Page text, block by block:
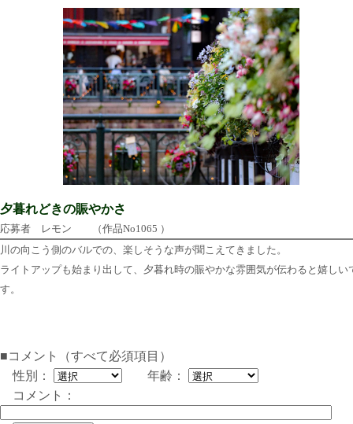
夕暮れどきの賑やかさ
応募者 レモン （作品No1065 ）
川の向こう側のバルでの、楽しそうな声が聞こえてきました。
ライトアップも始まり出して、夕暮れ時の賑やかな雰囲気が伝わると嬉しい
す。
■コメント（すべて必須項目）
性別：
年齢：
コメント：